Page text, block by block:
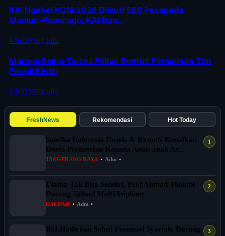
KAI Ngebel KOM 2026 Diikuti 500 Pesepeda
Madiun–Ponorogo, KAI Dao...
4 hari yang lalu
Marcos Reina Torres Fokus Bentuk Permainan Tim
Persik Kediri
4 hari yang lalu
FreshNews Rekomendasi Hot Today
Santika Indonesia Hotels & Resorts Kenalkan
Dunia Perhotelan Kepada Anak-anak As...
TANGERANG RAYA • Adm •
Ulama Tak Bisa Sendiri, Prof Ahmad Tholabi
Dorong Ijtihad Multidisipliner
DAERAH • Adm •
BSI Hadirkan Solusi Finansial Syariah, Dorong